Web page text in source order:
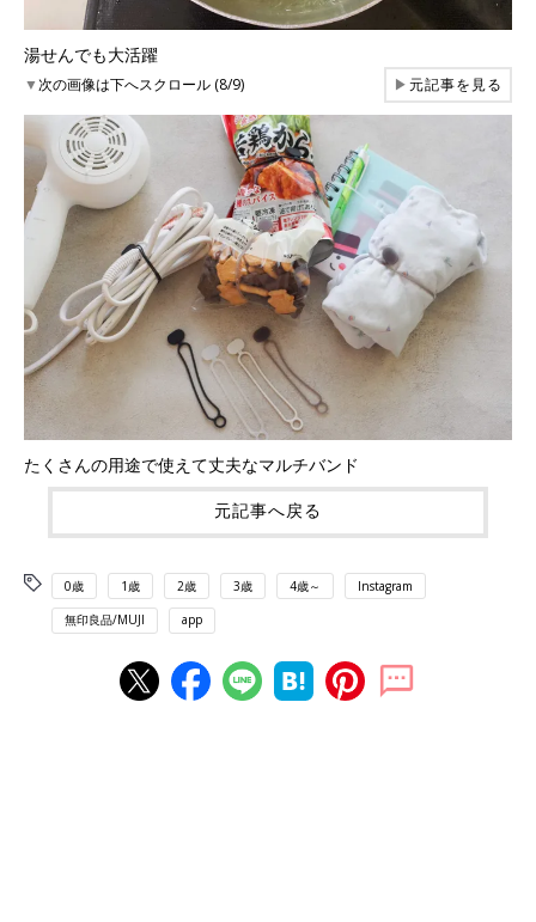
湯せんでも大活躍
▼次の画像は下へスクロール (8/9) ▶元記事を見る
たくさんの用途で使えて丈夫なマルチバンド
元記事へ戻る
0歳 1歳 2歳 3歳 4歳～ Instagram
無印良品/MUJI app